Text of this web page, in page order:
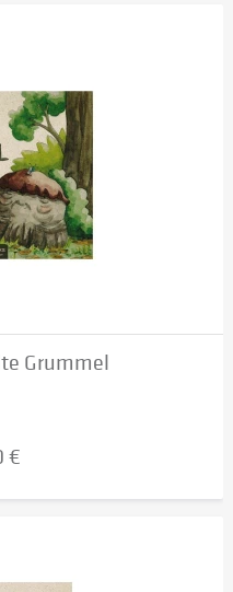
Grummel
€